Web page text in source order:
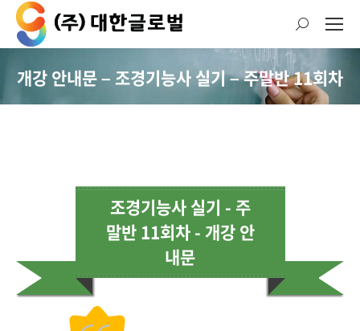
검
색:
개강 안내문 – 조경기능사 실기 – 주말반 11회차
현재 위치:
조경기능사 실기 - 주
말반 11회차 - 개강 안
내문